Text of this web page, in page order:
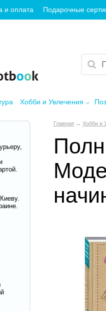
и оплата Подарочные
Хобби и Увлечения
Главная → Хобби и